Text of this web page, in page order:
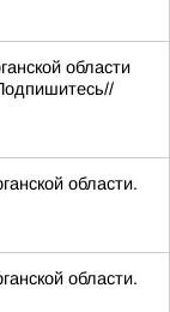
области
области.
области.